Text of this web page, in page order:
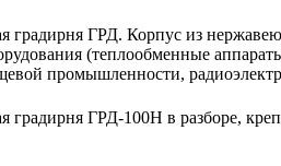
градирня ГРД. Корпус из
(теплообменные
промышленности,
градирня ГРД-100H в разборе,